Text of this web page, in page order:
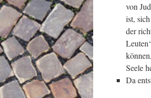
von
ist,
der
Seele
Da